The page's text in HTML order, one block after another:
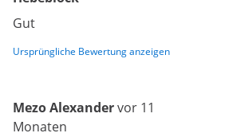
Gut
Ursprüngliche Bewertung anzeigen
Mezo Alexandervor 11
Monaten